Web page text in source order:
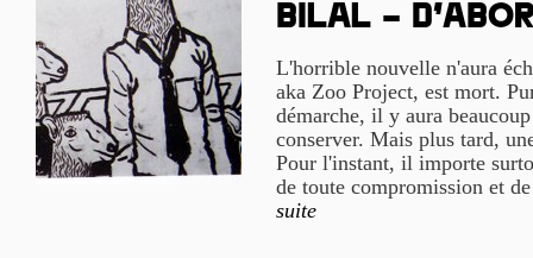
Bilal –
L'horrible nouvelle n'aura
aka Zoo Project, est mort.
démarche, il y aura
conserver. Mais plus tard,
Pour l'instant, il importe
de toute compromission et
suite